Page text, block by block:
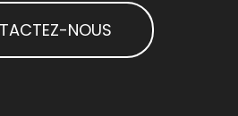
NOUS